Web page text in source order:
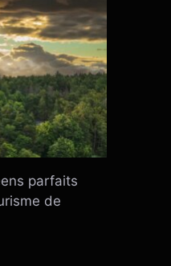
parfaits
de